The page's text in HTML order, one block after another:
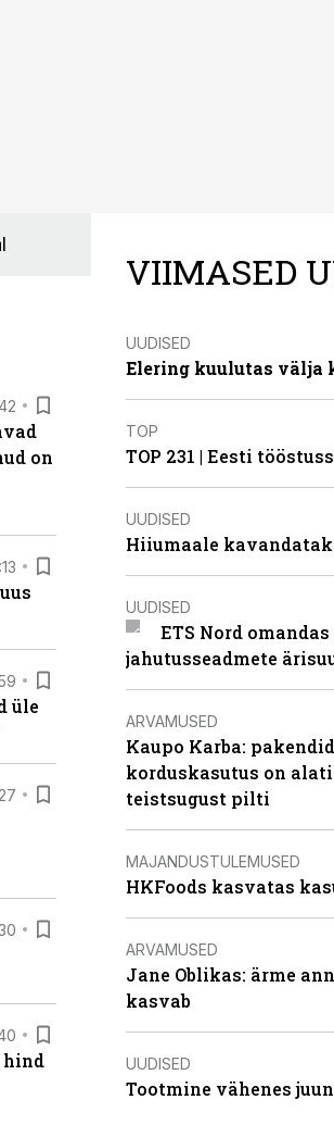
on
üle
hind
VIIMASED
UUDISED
Elering kuulutas
TOP
TOP 231 | Eesti
UUDISED
Hiiumaale
UUDISED
ETS Nord
jahutusseadmete
ARVAMUSED
Kaupo Karba:
korduskasutus on
teistsugust pilti
MAJANDUSTULEMUSED
HKFoods kasvatas
ARVAMUSED
Jane Oblikas: ärme
kasvab
UUDISED
Tootmine vähenes